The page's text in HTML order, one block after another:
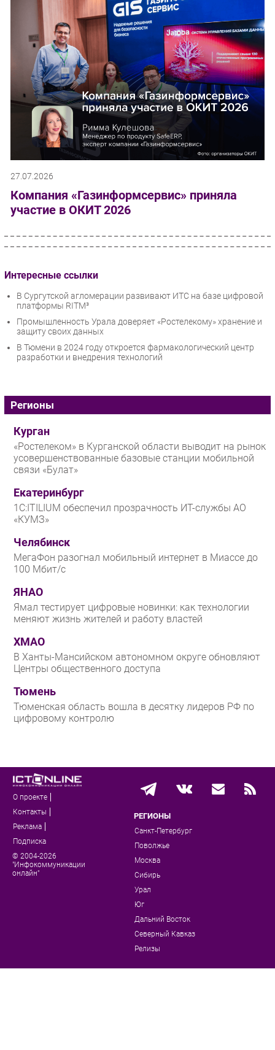
27.07.2026
Компания «Газинформсервис» приняла
участие в ОКИТ 2026
Интересные ссылки
В Сургутской агломерации развивают ИТС на базе цифровой
платформы RITM³
Промышленность Урала доверяет «Ростелекому» хранение и
защиту своих данных
В Тюмени в 2024 году откроется фармакологический центр
разработки и внедрения технологий
Регионы
Курган
«Ростелеком» в Курганской области выводит на рынок
усовершенствованные базовые станции мобильной
связи «Булат»
Екатеринбург
1С:ITILIUM обеспечил прозрачность ИТ-службы АО
«КУМЗ»
Челябинск
МегаФон разогнал мобильный интернет в Миассе до
100 Мбит/с
ЯНАО
Ямал тестирует цифровые новинки: как технологии
меняют жизнь жителей и работу властей
ХМАО
В Ханты-Мансийском автономном округе обновляют
Центры общественного доступа
Тюмень
Тюменская область вошла в десятку лидеров РФ по
цифровому контролю
О проекте
Контакты
Реклама
Подписка
© 2004-2026
"Инфокоммуникации
онлайн"
РЕГИОНЫ
Санкт-Петербург
Поволжье
Москва
Сибирь
Урал
Юг
Дальний Восток
Северный Кавказ
Релизы